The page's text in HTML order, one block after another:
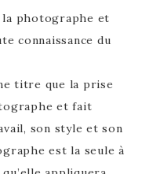
photographe et
connaissance du
titre que la prise
et fait
son style et son
est la seule à